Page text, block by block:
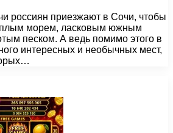
россиян приезжают в Сочи, чтобы
морем, ласковым южным
песком. А ведь помимо этого в
интересных и необычных мест,